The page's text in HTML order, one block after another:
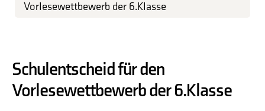
Vorlesewettbewerb der 6.Klasse
Schulentscheid für den
Vorlesewettbewerb der 6.Klasse